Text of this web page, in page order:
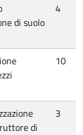
di suolo
4
10
di
3